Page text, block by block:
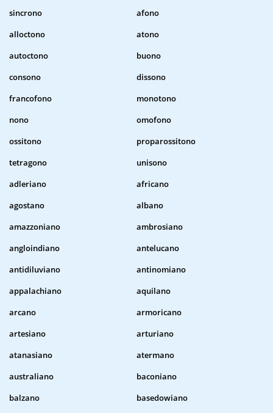
sincrono
afono
alloctono
atono
autoctono
buono
consono
dissono
francofono
monotono
nono
omofono
ossitono
proparossitono
tetragono
unisono
adleriano
africano
agostano
albano
amazzoniano
ambrosiano
angloindiano
antelucano
antidiluviano
antinomiano
appalachiano
aquilano
arcano
armoricano
artesiano
arturiano
atanasiano
atermano
australiano
baconiano
balzano
basedowiano